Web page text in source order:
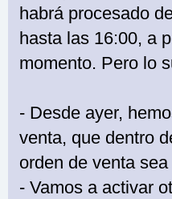
habrá procesado
hasta las 16:00, a
momento. Pero lo
- Desde ayer,
venta, que dentro
orden de venta
- Vamos a activar